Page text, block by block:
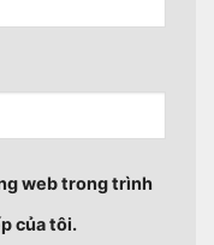
web trong trình
của tôi.